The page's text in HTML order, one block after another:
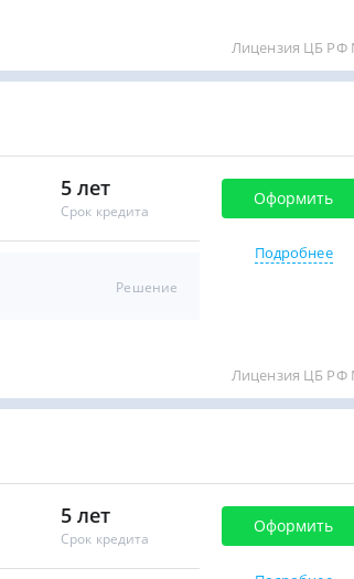
Лицензия ЦБ
5 лет
Срок кредита
Решение
Оформить
Подробнее
Лицензия ЦБ
5 лет
Срок кредита
Оформить